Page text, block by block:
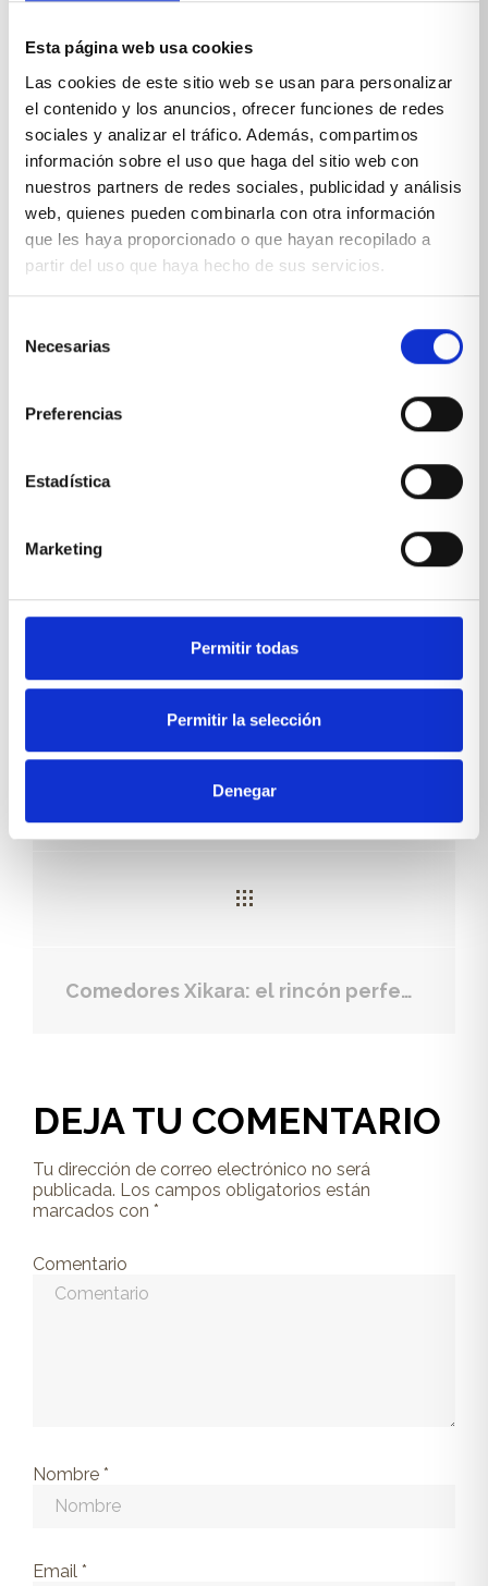
Esta página web usa cookies
Las cookies de este sitio web se usan para personalizar
el contenido y los anuncios, ofrecer funciones de redes
sociales y analizar el tráfico. Además, compartimos
información sobre el uso que haga del sitio web con
nuestros partners de redes sociales, publicidad y análisis
web, quienes pueden combinarla con otra información
que les haya proporcionado o que hayan recopilado a
partir del uso que haya hecho de sus servicios.
Necesarias
Preferencias
Estadística
Marketing
Permitir todas
Permitir la selección
Denegar
Todas nuestras ofertas para este
Black Friday
estarán disponibles desde el14 de noviembre al 2
de diciembre(ambos incluidos).
Avda Santuario de valverde (Barrio Montecarmelo),
Madrid.
¿A qué esperas para dar vida a tu hogar y descansar
en los mejores colchones?
colchones , decoración , descanso ,
Papeles pintados , tendencias
Muebles convertibles: máxima funcionalidad, mínimo espacio
Comedores Xikara: el rincón perfecto para estas navidades
DEJA TU COMENTARIO
Tu dirección de correo electrónico no será
publicada. Los campos obligatorios están
marcados con *
Comentario
Nombre *
Email *